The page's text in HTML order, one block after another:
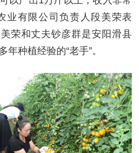
业有限公司负责人段美荣表
荣和丈夫钞彦群是安阳滑县
年种植经验的“老手”。